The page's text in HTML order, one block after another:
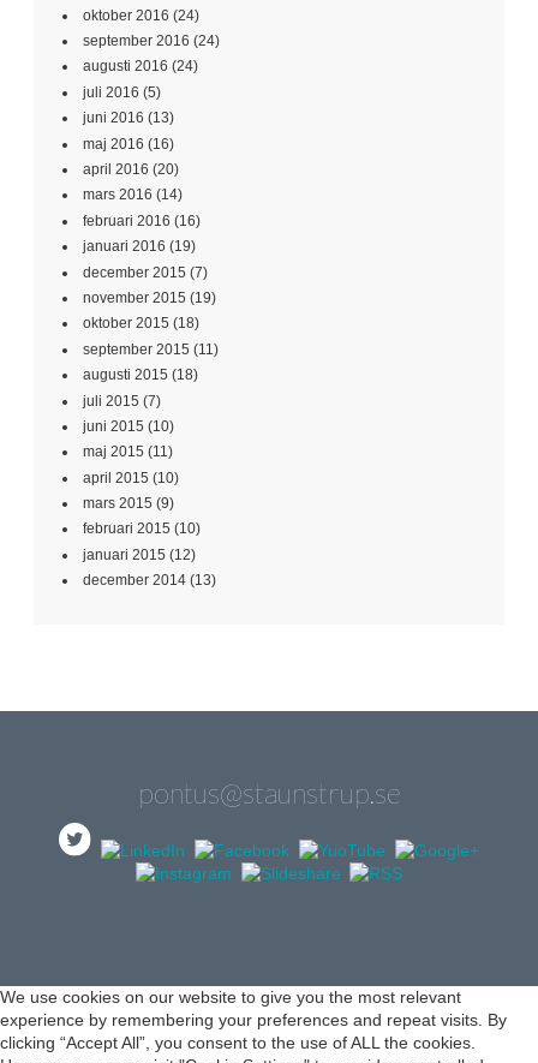
oktober 2016 (24)
september 2016 (24)
augusti 2016 (24)
juli 2016 (5)
juni 2016 (13)
maj 2016 (16)
april 2016 (20)
mars 2016 (14)
februari 2016 (16)
januari 2016 (19)
december 2015 (7)
november 2015 (19)
oktober 2015 (18)
september 2015 (11)
augusti 2015 (18)
juli 2015 (7)
juni 2015 (10)
maj 2015 (11)
april 2015 (10)
mars 2015 (9)
februari 2015 (10)
januari 2015 (12)
december 2014 (13)
pontus@staunstrup.se
We use cookies on our website to give you the most relevant
experience by remembering your preferences and repeat visits. By
clicking “Accept All”, you consent to the use of ALL the cookies.